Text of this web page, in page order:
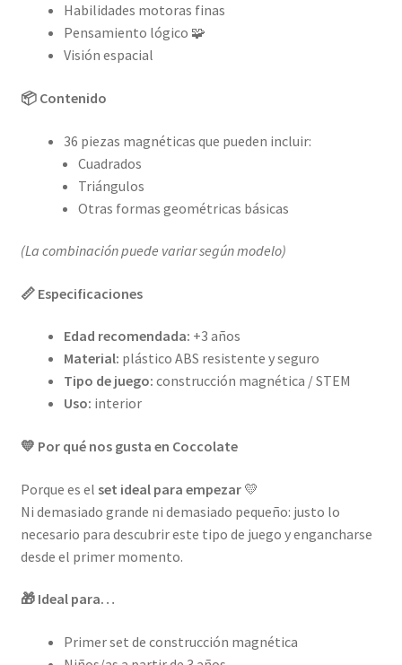
Habilidades motoras finas
Pensamiento lógico 🧩
Visión espacial
📦 Contenido
36 piezas magnéticas que pueden incluir:
Cuadrados
Triángulos
Otras formas geométricas básicas
(La combinación puede variar según modelo)
📏 Especificaciones
Edad recomendada: +3 años
Material: plástico ABS resistente y seguro
Tipo de juego: construcción magnética / STEM
Uso: interior
💛 Por qué nos gusta en Coccolate
Porque es el set ideal para empezar💛
Ni demasiado grande ni demasiado pequeño: justo lo
necesario para descubrir este tipo de juego y engancharse
desde el primer momento.
🎁 Ideal para…
Primer set de construcción magnética